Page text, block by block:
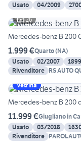
Usato
04/2009
26
Mercedes-benz B 200
1.999 €Quarto(NA)
Usato
02/2007
Rivenditore RS AUTO
Vetrina
Mercedes-benz B 200
11.999 €Giugliano in
Usato
03/2018
Rivenditore